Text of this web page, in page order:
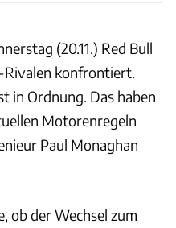
(20.11.) Red Bull
Rivalen konfrontiert.
in Ordnung. Das haben
Motorenregeln
Paul Monaghan
ob der Wechsel zum